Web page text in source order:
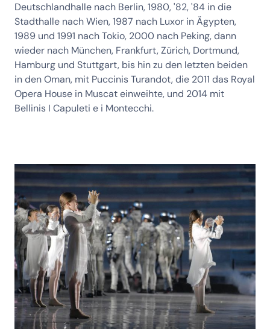
Deutschlandhalle nach Berlin, 1980, '82, '84 in die
Stadthalle nach Wien, 1987 nach Luxor in Ägypten,
1989 und 1991 nach Tokio, 2000 nach Peking, dann
wieder nach München, Frankfurt, Zürich, Dortmund,
Hamburg und Stuttgart, bis hin zu den letzten beiden
in den Oman, mit Puccinis Turandot, die 2011 das Royal
Opera House in Muscat einweihte, und 2014 mit
Bellinis I Capuleti e i Montecchi.